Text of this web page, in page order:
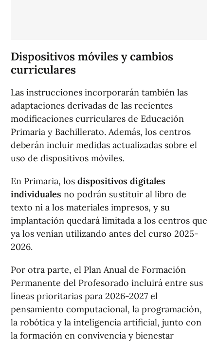
Dispositivos móviles y cambios
curriculares
Las instrucciones incorporarán también las
adaptaciones derivadas de las recientes
modificaciones curriculares de Educación
Primaria y Bachillerato. Además, los centros
deberán incluir medidas actualizadas sobre el
uso de dispositivos móviles.
En Primaria, los dispositivos digitales
individuales no podrán sustituir al libro de
texto ni a los materiales impresos, y su
implantación quedará limitada a los centros que
ya los venían utilizando antes del curso 2025-
2026.
Por otra parte, el Plan Anual de Formación
Permanente del Profesorado incluirá entre sus
líneas prioritarias para 2026-2027 el
pensamiento computacional, la programación,
la robótica y la inteligencia artificial, junto con
la formación en convivencia y bienestar